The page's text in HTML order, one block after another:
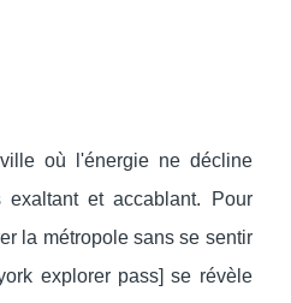
où l'énergie ne décline
et accablant. Pour
la métropole sans se sentir
explorer pass] se révèle